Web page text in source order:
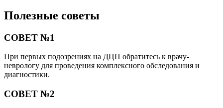
Полезные советы
СОВЕТ №1
При первых подозрениях на ДЦП обратитесь к врачу-
неврологу для проведения комплексного обследования и
диагностики.
СОВЕТ №2